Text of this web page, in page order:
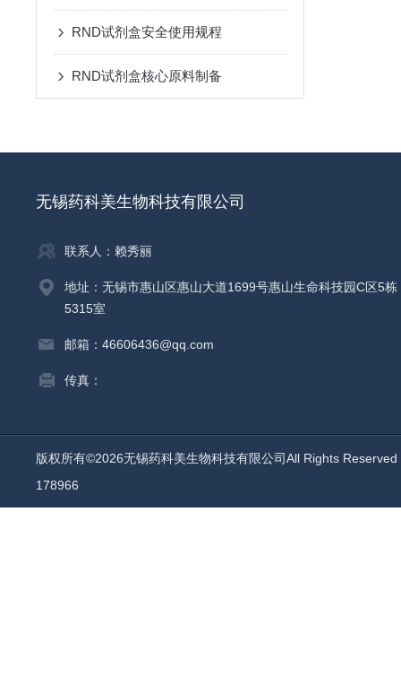
RND试剂盒安全使用规程
RND试剂盒核心原料制备
无锡药科美生物科技有限公司
联系人：赖秀丽
地址：无锡市惠山区惠山大道1699号惠山生命科技园C区5栋
5315室
邮箱：46606436@qq.com
传真：
版权所有©2026无锡药科美生物科技有限公司All Rights
178966